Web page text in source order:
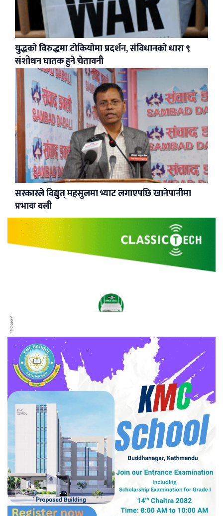
युद्धको विरुद्धमा टोकियोमा प्रदर्शन, संविधानको धारा ९
संशोधन घातक हुने चेतावनी
सरकारले विद्युत् महसुलमा भ्याट लगाएपछि खानेपानीमा
प्रभावः वली